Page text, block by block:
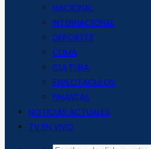
NACIONAL
INTERNACIONAL
DEPORTES
CLIMA
CULTURA
ESPECTACULOS
FINANZAS
NOTICIAS ACTUALES
TV EN VIVO